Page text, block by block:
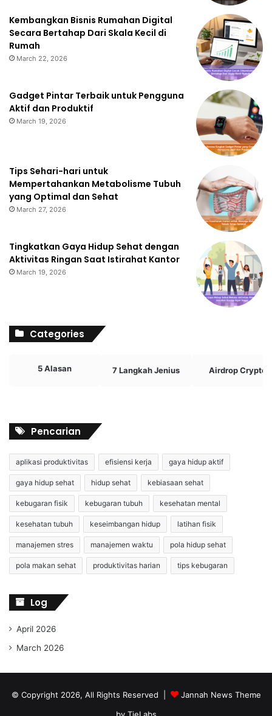
Kembangkan Bisnis Rumahan Digital
Secara Bertahap Dari Skala Kecil di
Rumah
March 22, 2026
Gadget Pintar Terbaik untuk Pengguna
Aktif dan Produktif
March 19, 2026
Tips Sehari-hari untuk
Mempertahankan Metabolisme Tubuh
yang Optimal dan Sehat
March 27, 2026
Tingkatkan Gaya Hidup Sehat dengan
Aktivitas Ringan Saat Istirahat Kantor
March 19, 2026
Categories
5 Alasan 7 Langkah Jenius Airdrop Crypto
Pencarian
aplikasi produktivitas efisiensi kerja gaya hidup aktif
gaya hidup sehat hidup sehat kebiasaan sehat
kebugaran fisik kebugaran tubuh kesehatan mental
kesehatan tubuh keseimbangan hidup latihan fisik
manajemen stres manajemen waktu pola hidup sehat
pola makan sehat produktivitas harian tips kebugaran
Log
April 2026
March 2026
© Copyright 2026, All Rights Reserved |
Jannah News Theme
by TieLabs